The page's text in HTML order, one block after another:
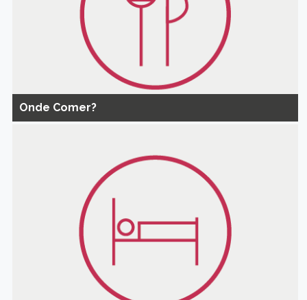
Onde Comer?